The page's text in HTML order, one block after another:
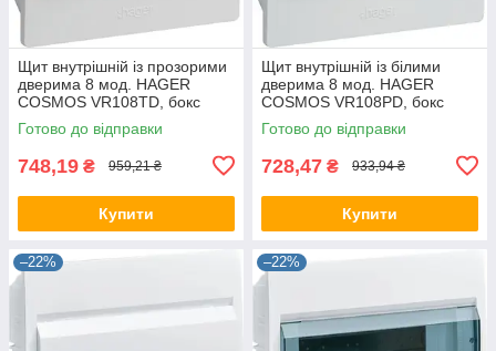
Щит внутрішній із прозорими
дверима 8 мод. HAGER
COSMOS VR108TD, бокс
Хагер, шафа КОСМОС
розподільний
Готово до відправки
748,19 ₴ 959,21 ₴
Купити
Щит внутрішній із білими
дверима 8 мод. HAGER
COSMOS VR108PD, бокс
Хагер, шафа КОСМОС
розподільний
Готово до відправки
728,47 ₴ 933,94 ₴
Купити
–22% –22%